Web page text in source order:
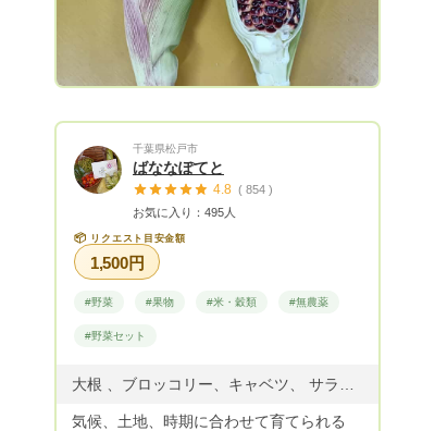
～8種類）... 2,800円（送料別） 100サイ
ズ（6～10種類）... 4,800円（送料別）
120サイズ（長い野菜の場合）（6～8種
類）…4,000円（送料別）※冬限定
千葉県松戸市
ばななぽてと
4.8 ( 854 )
お気に入り：495人
📦 リクエスト目安金額
1,500円
#野菜 #果物 #米・穀類 #無農薬
#野菜セット
気候、土地、時期に合わせて育てられる